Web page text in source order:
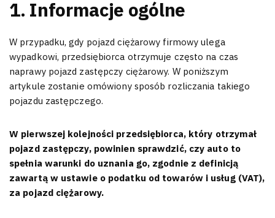
1. Informacje ogólne
W przypadku, gdy pojazd ciężarowy firmowy ulega
wypadkowi, przedsiębiorca otrzymuje często na czas
naprawy pojazd zastępczy ciężarowy. W poniższym
artykule zostanie omówiony sposób rozliczania takiego
pojazdu zastępczego.
W pierwszej kolejności przedsiębiorca, który otrzymał
pojazd zastępczy, powinien sprawdzić, czy auto to
spełnia warunki do uznania go, zgodnie z definicją
zawartą w ustawie o podatku od towarów i usług (VAT),
za pojazd ciężarowy.